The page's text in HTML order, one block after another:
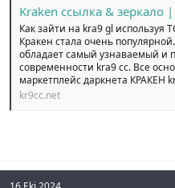
Kraken ссылка & зеркало |
Как зайти на kra9 gl используя
Кракен стала очень
обладает самый узнаваемый и
современности kra9 cc. Все
маркетплейс даркнета КРАКЕН
kr9cc.net